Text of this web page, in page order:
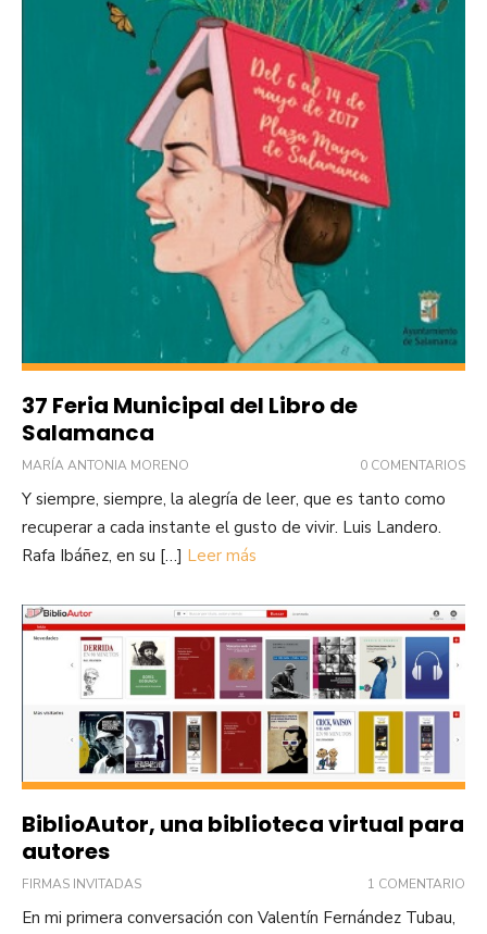
37 Feria Municipal del Libro de
Salamanca
MARÍA ANTONIA MORENO 0 COMENTARIOS
Y siempre, siempre, la alegría de leer, que es tanto como
recuperar a cada instante el gusto de vivir. Luis Landero.
Rafa Ibáñez, en su […] Leer más
BiblioAutor, una biblioteca virtual para
autores
FIRMAS INVITADAS 1 COMENTARIO
En mi primera conversación con Valentín Fernández Tubau,